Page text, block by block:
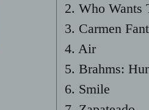
2. Who Wants
3. Carmen
4. Air
5. Brahms:
6. Smile